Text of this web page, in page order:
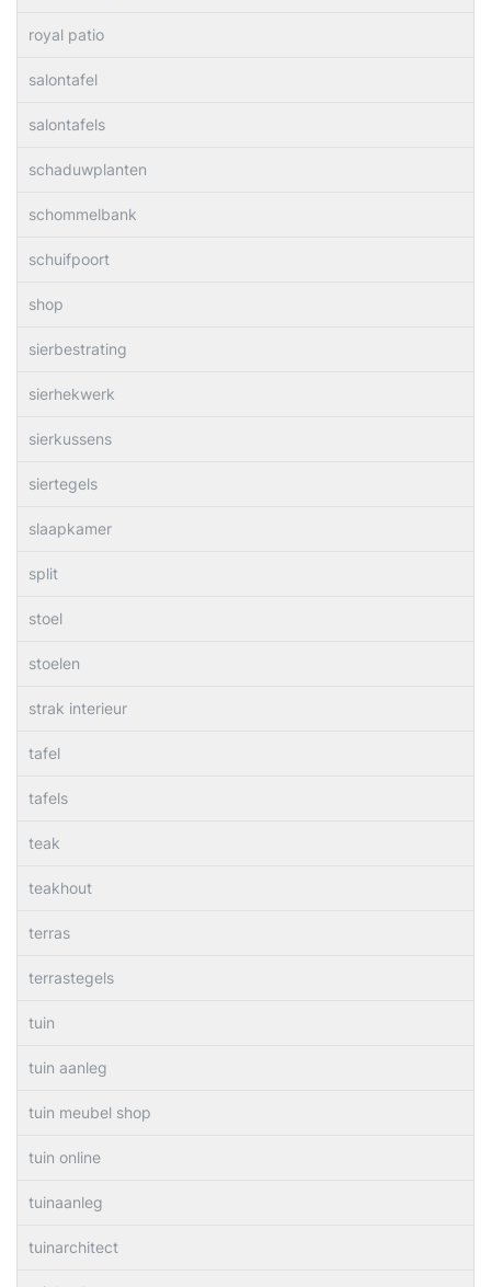
royal patio
salontafel
salontafels
schaduwplanten
schommelbank
schuifpoort
shop
sierbestrating
sierhekwerk
sierkussens
siertegels
slaapkamer
split
stoel
stoelen
strak interieur
tafel
tafels
teak
teakhout
terras
terrastegels
tuin
tuin aanleg
tuin meubel shop
tuin online
tuinaanleg
tuinarchitect